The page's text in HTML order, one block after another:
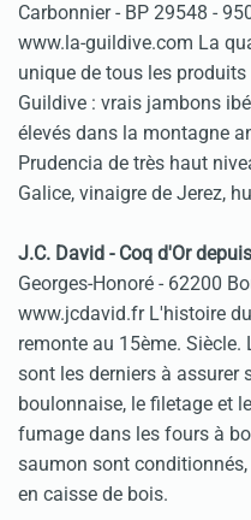
Carbonnier - BP 29548 -
www.la-guildive.com La
unique de tous les
Guildive : vrais jambons
élevés dans la montagne
Prudencia de très haut
Galice, vinaigre de Jerez,
J.C. David - Coq d'Or
Georges-Honoré - 62200
www.jcdavid.fr L'histoire
remonte au 15ème.
sont les derniers à
boulonnaise, le filetage et
fumage dans les fours à
saumon sont
en caisse de bois.